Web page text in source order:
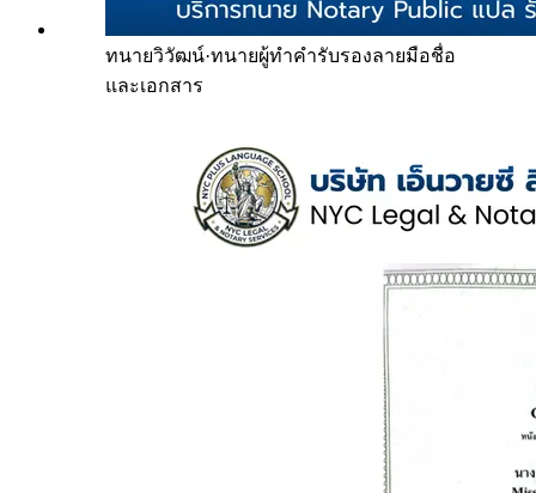
ทนายวิวัฒน์·ทนายผู้ทำคำรับรองลายมือชื่อ
และเอกสาร